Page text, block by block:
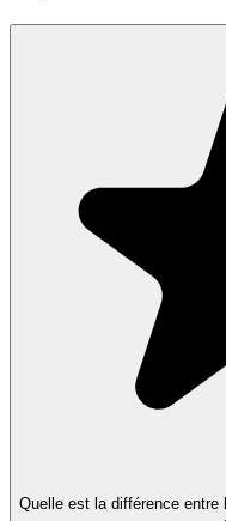
Quelle est la différence